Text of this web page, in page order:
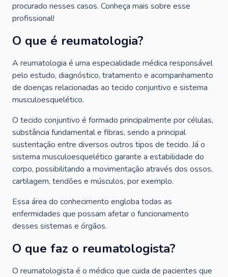
procurado nesses casos. Conheça mais sobre esse
profissional!
O que é reumatologia?
A reumatologia é uma especialidade médica responsável
pelo estudo, diagnóstico, tratamento e acompanhamento
de doenças relacionadas ao tecido conjuntivo e sistema
musculoesquelético.
O tecido conjuntivo é formado principalmente por células,
substância fundamental e fibras, sendo a principal
sustentação entre diversos outros tipos de tecido. Já o
sistema musculoesquelético garante a estabilidade do
corpo, possibilitando a movimentação através dos ossos,
cartilagem, tendões e músculos, por exemplo.
Essa área do conhecimento engloba todas as
enfermidades que possam afetar o funcionamento
desses sistemas e órgãos.
O que faz o reumatologista?
O reumatologista é o médico que cuida de pacientes que